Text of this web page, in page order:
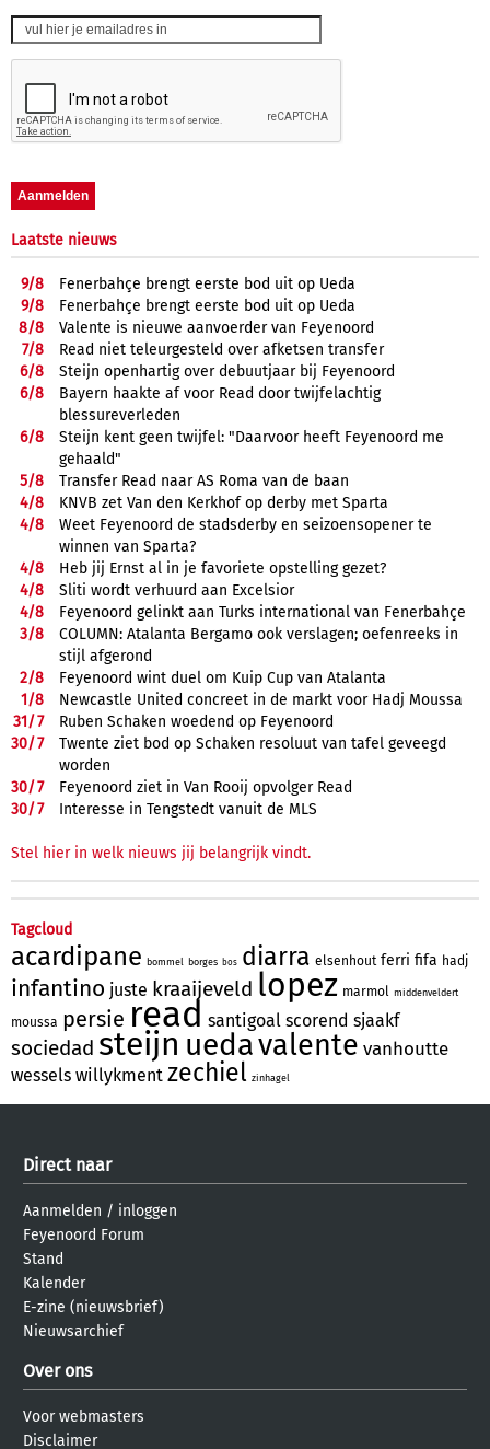
Laatste nieuws
9/8
Fenerbahçe brengt eerste bod uit op Ueda
9/8
Fenerbahçe brengt eerste bod uit op Ueda
8/8
Valente is nieuwe aanvoerder van Feyenoord
7/8
Read niet teleurgesteld over afketsen transfer
6/8
Steijn openhartig over debuutjaar bij Feyenoord
6/8
Bayern haakte af voor Read door twijfelachtig
blessureverleden
6/8
Steijn kent geen twijfel: "Daarvoor heeft Feyenoord me
gehaald"
5/8
Transfer Read naar AS Roma van de baan
4/8
KNVB zet Van den Kerkhof op derby met Sparta
4/8
Weet Feyenoord de stadsderby en seizoensopener te
winnen van Sparta?
4/8
Heb jij Ernst al in je favoriete opstelling gezet?
4/8
Sliti wordt verhuurd aan Excelsior
4/8
Feyenoord gelinkt aan Turks international van Fenerbahçe
3/8
COLUMN: Atalanta Bergamo ook verslagen; oefenreeks in
stijl afgerond
2/8
Feyenoord wint duel om Kuip Cup van Atalanta
1/8
Newcastle United concreet in de markt voor Hadj Moussa
31/7
Ruben Schaken woedend op Feyenoord
30/7
Twente ziet bod op Schaken resoluut van tafel geveegd
worden
30/7
Feyenoord ziet in Van Rooij opvolger Read
30/7 Interesse in Tengstedt vanuit de MLS
Stel hier in welk nieuws jij belangrijk vindt.
Tagcloud
acardipane bommel borges bos diarra elsenhout ferri fifa hadj
infantino juste kraaijeveld lopez marmol middenveldert
moussa persie read santigoal scorend sjaakf
sociedad steijn uedavalente vanhoutte
wessels willykment zechiel zinhagel
Direct naar
Aanmelden / inloggen
Feyenoord Forum
Stand
Kalender
E-zine (nieuwsbrief)
Nieuwsarchief
Over ons
Voor webmasters
Disclaimer